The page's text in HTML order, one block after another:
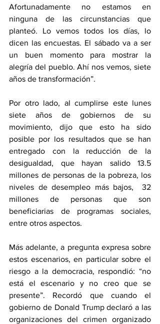
Afortunadamente no estamos en
ninguna de las circunstancias que
planteó. Lo vemos todos los días, lo
dicen las encuestas. El sábado va a ser
un buen momento para mostrar la
alegría del pueblo. Ahí nos vemos, siete
años de transformación”.
Por otro lado, al cumplirse este lunes
siete años de gobiernos de su
movimiento, dijo que esto ha sido
posible por los resultados que se han
entregado con la reducción de la
desigualdad, que hayan salido 13.5
millones de personas de la pobreza, los
niveles de desempleo más bajos,  32
millones de personas que son
beneficiarias de programas sociales,
entre otros aspectos.
Más adelante, a pregunta expresa sobre
estos escenarios, en particular sobre el
riesgo a la democracia, respondió: “no
está el escenario y no creo que se
presente”. Recordó que cuando el
gobierno de Donald Trump declaró a las
organizaciones del crimen organizado